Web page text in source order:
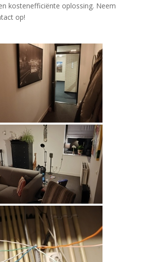
kostenefficiënte oplossing. Neem
op!